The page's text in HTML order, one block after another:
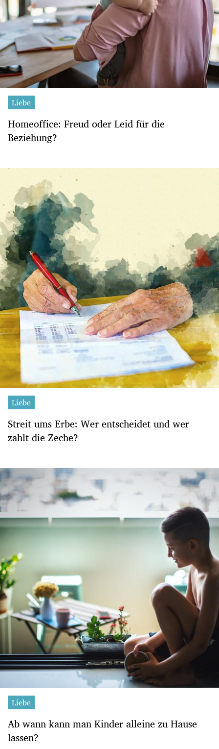
Liebe
Homeoffice: Freud oder Leid für die
Beziehung?
Liebe
Streit ums Erbe: Wer entscheidet und wer
zahlt die Zeche?
Liebe
Ab wann kann man Kinder alleine zu Hause
lassen?